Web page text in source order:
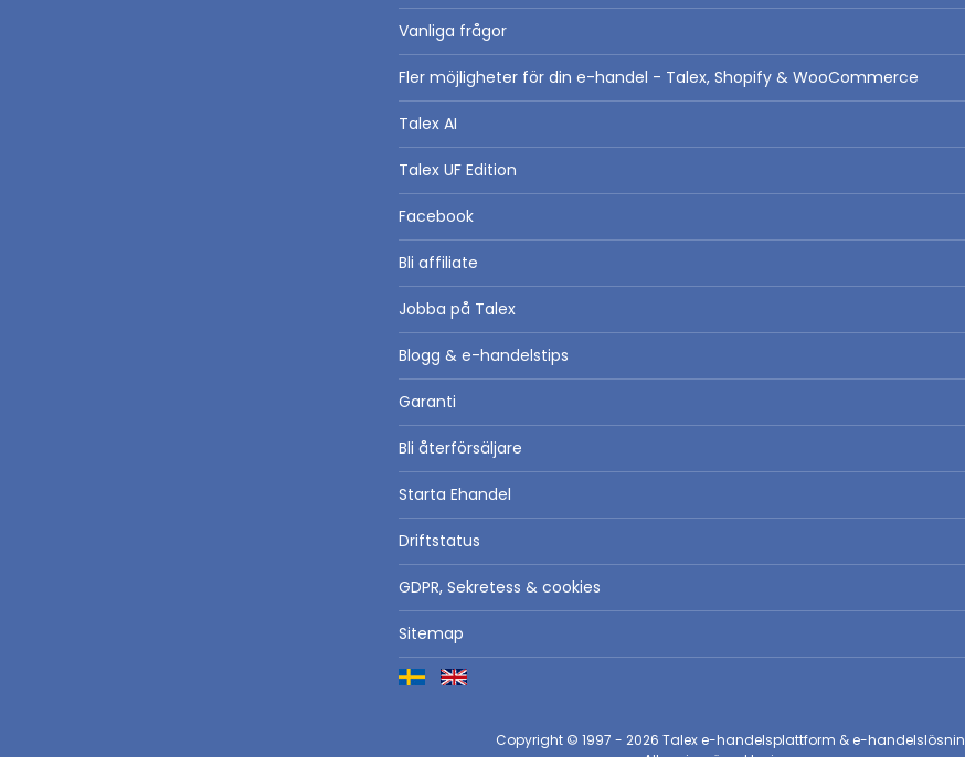
Vanliga frågor
Fler möjligheter för din e-handel - Talex, Shopify & WooCommerce
Talex AI
Talex UF Edition
Facebook
Bli affiliate
Jobba på Talex
Blogg & e-handelstips
Garanti
Bli återförsäljare
Starta Ehandel
Driftstatus
GDPR, Sekretess & cookies
Sitemap
Copyright © 1997 - 2026 Talex e-handelsplattform & e-